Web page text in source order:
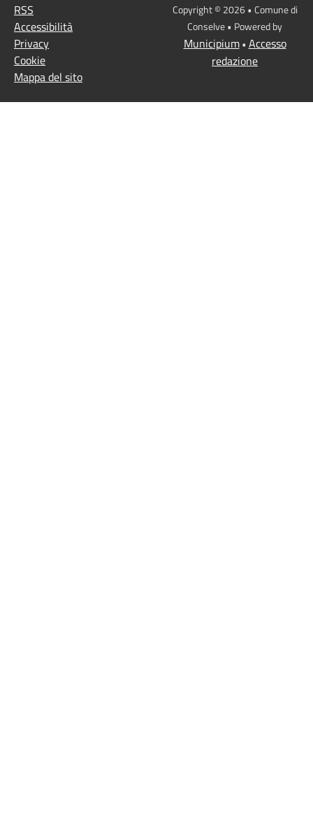
RSS
Accessibilità
Privacy
Cookie
Mappa del sito
Copyright © 2026 • Comune di
Conselve • Powered by
Municipium• Accesso
redazione